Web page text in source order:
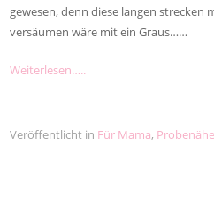
gewesen, denn diese langen strecken
versäumen wäre mit ein Graus……
Weiterlesen…..
Veröffentlicht in Für Mama,